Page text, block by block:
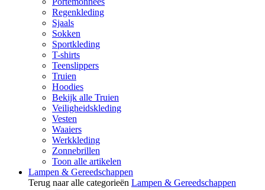
Regenkleding
Sjaals
Sokken
Sportkleding
T-shirts
Teenslippers
Truien
Hoodies
Bekijk alle Truien
Veiligheidskleding
Vesten
Waaiers
Werkkleding
Zonnebrillen
Toon alle artikelen
Lampen & Gereedschappen
Terug naar alle categorieën Lampen & Gereedschappen